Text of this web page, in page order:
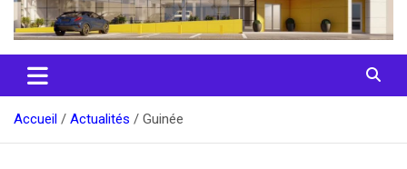
Accueil Actualités Guinée